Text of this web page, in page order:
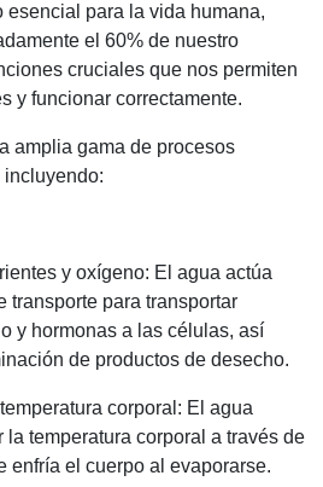
esencial para la vida humana,
el 60% de nuestro
cruciales que nos permiten
y funcionar correctamente.
amplia gama de procesos
y oxígeno: El agua actúa
transporte para transportar
y hormonas a las células, así
de productos de desecho.
corporal: El agua
la temperatura corporal a través de
enfría el cuerpo al evaporarse.